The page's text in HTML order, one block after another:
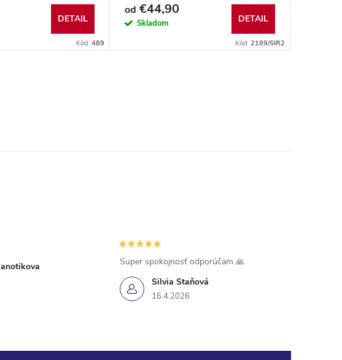
DETAIL
Kód: 489
od €44,90
Skladom DETAIL
Kód: 2189/SIR2
Silvia Staňová
16.4.2026
Super spokojnosť odporúčam 🙏